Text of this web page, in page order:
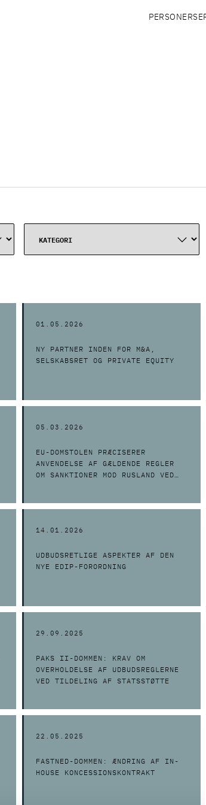
PERSONER
01.05.2026
NY PARTNER INDEN FOR M&A,
SELSKABSRET OG PRIVATE EQUITY
05.03.2026
EU-DOMSTOLEN PRÆCISERER
ANVENDELSE AF GÆLDENDE REGLER
OM SANKTIONER MOD RUSLAND VED
14.01.2026
UDBUDSRETLIGE ASPEKTER AF DEN
NYE EDIP-FORORDNING
29.09.2025
PAKS II-DOMMEN: KRAV OM
OVERHOLDELSE AF UDBUDSREGLERNE
VED TILDELING AF STATSSTØTTE
22.05.2025
FASTNED-DOMMEN: ÆNDRING AF IN-
HOUSE KONCESSIONSKONTRAKT